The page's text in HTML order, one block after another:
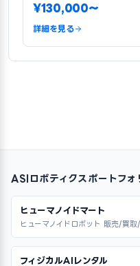
¥130,000〜
詳細を見る
ASIロボティクスポートフ
ヒューマノイドマート
ヒューマノイドロボット 販売/買取
フィジカルAIレンタル